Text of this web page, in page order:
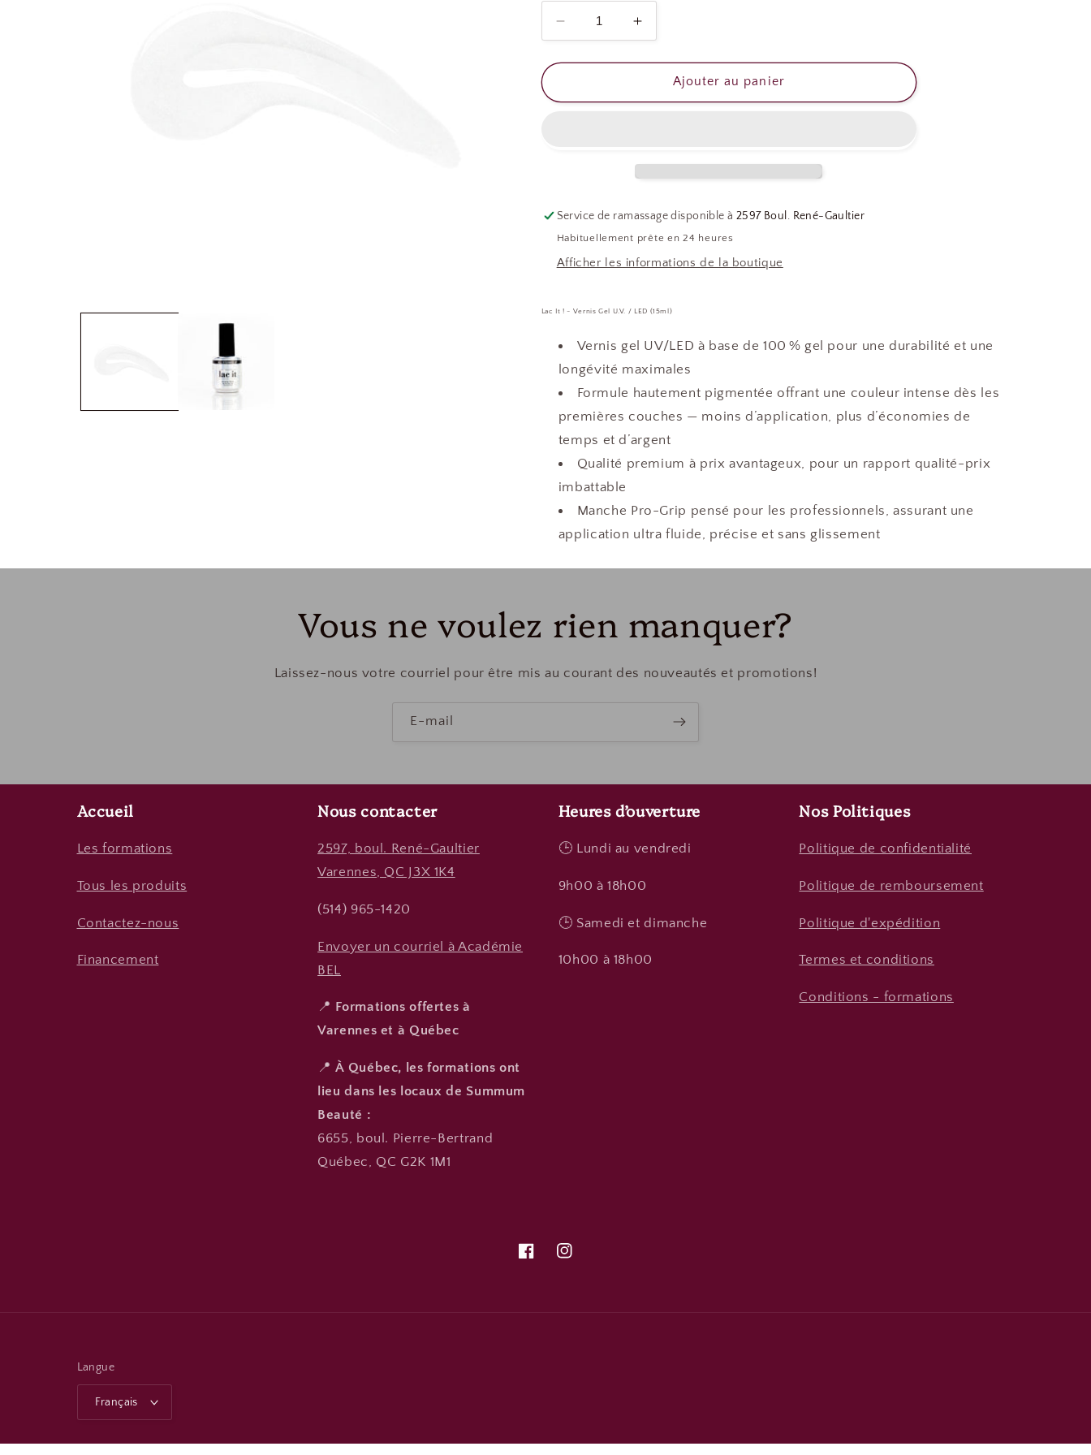
Réduire
la
quantité
LAC
STEAMED
Augmenter
la
quantité
LAC
Ajouter au panier
Service de ramassage disponible à 2597 Boul. René-Gaultier
Habituellement prête en 24 heures
Afficher les informations de la boutique
Lac It ! - Vernis Gel U.V. / LED (15ml)
Vernis gel UV/LED à base de 100 % gel pour une durabilité et une
longévité maximales
Formule hautement pigmentée offrant une couleur intense dès les
premières couches — moins d’application, plus d’économies de
temps et d’argent
Qualité premium à prix avantageux, pour un rapport qualité-prix
imbattable
Manche Pro-Grip pensé pour les professionnels, assurant une
application ultra fluide, précise et sans glissement
Vous ne voulez rien manquer?
Laissez-nous votre courriel pour être mis au courant des nouveautés et promotions!
E-mail
Accueil
Les formations
Tous les produits
Contactez-nous
Financement
Nous contacter
2597, boul. René-Gaultier
Varennes, QC J3X 1K4
(514) 965-1420
Envoyer un courriel à Académie
BEL
📍 Formations offertes à
Varennes et à Québec
📍À Québec, les formations ont
lieu dans les locaux de Summum
Beauté :
6655, boul. Pierre-Bertrand
Québec, QC G2K 1M1
Heures d’ouverture
🕒 Lundi au vendredi
9h00 à 18h00
🕒 Samedi et dimanche
10h00 à 18h00
Nos Politiques
Politique de confidentialité
Politique de remboursement
Politique d'expédition
Termes et conditions
Conditions - formations
FacebookInstagram
Langue
Français